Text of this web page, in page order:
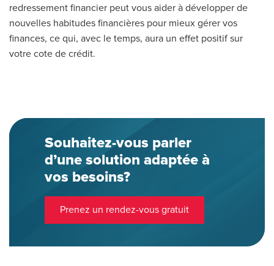
redressement financier peut vous aider à développer de
nouvelles habitudes financières pour mieux gérer vos
finances, ce qui, avec le temps, aura un effet positif sur
votre cote de crédit.
Souhaitez-vous parler
d’une solution adaptée à
vos besoins?
Prenez un rendez-vous gratuit